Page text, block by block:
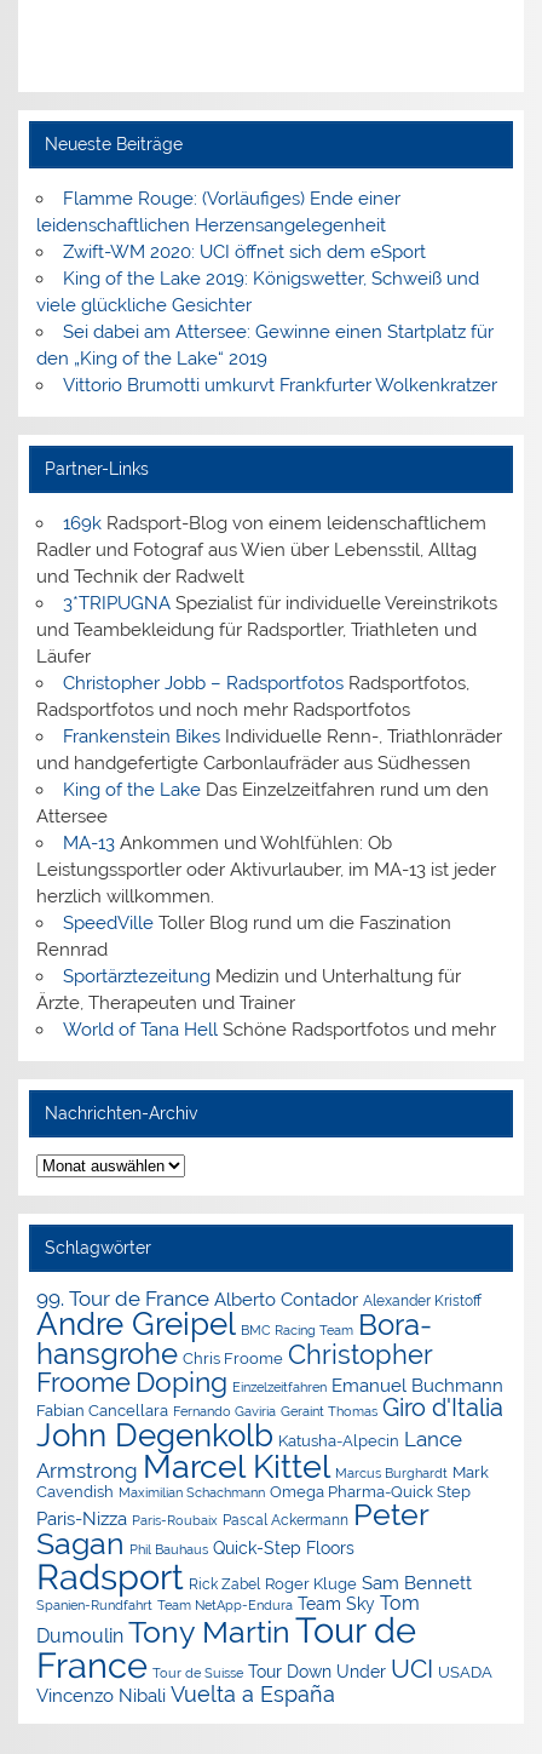
Neueste Beiträge
Flamme Rouge: (Vorläufiges) Ende einer
leidenschaftlichen Herzensangelegenheit
Zwift-WM 2020: UCI öffnet sich dem eSport
King of the Lake 2019: Königswetter, Schweiß und
viele glückliche Gesichter
Sei dabei am Attersee: Gewinne einen Startplatz für
den „King of the Lake“ 2019
Vittorio Brumotti umkurvt Frankfurter Wolkenkratzer
Partner-Links
169kRadsport-Blog von einem leidenschaftlichem
Radler und Fotograf aus Wien über Lebensstil, Alltag
und Technik der Radwelt
3*TRIPUGNASpezialist für individuelle Vereinstrikots
und Teambekleidung für Radsportler, Triathleten und
Läufer
Christopher Jobb – RadsportfotosRadsportfotos,
Radsportfotos und noch mehr Radsportfotos
Frankenstein BikesIndividuelle Renn-, Triathlonräder
und handgefertigte Carbonlaufräder aus Südhessen
King of the LakeDas Einzelzeitfahren rund um den
Attersee
MA-13Ankommen und Wohlfühlen: Ob
Leistungssportler oder Aktivurlauber, im MA-13 ist jeder
herzlich willkommen.
SpeedVilleToller Blog rund um die Faszination
Rennrad
SportärztezeitungMedizin und Unterhaltung für
Ärzte, Therapeuten und Trainer
World of Tana HellSchöne Radsportfotos und mehr
Nachrichten-Archiv
Nachrichten-
Archiv
Schlagwörter
99. Tour de France Alberto Contador Alexander Kristoff
Andre Greipel BMC Racing Team Bora-
hansgrohe Chris Froome Christopher
Froome Doping Einzelzeitfahren Emanuel Buchmann
Fabian Cancellara Fernando Gaviria Geraint Thomas Giro d'Italia
John Degenkolb Katusha-Alpecin Lance
Armstrong Marcel Kittel Marcus Burghardt Mark
Cavendish Maximilian Schachmann Omega Pharma-Quick Step
Paris-Nizza Paris-Roubaix Pascal Ackermann Peter
Sagan Phil Bauhaus Quick-Step Floors
Radsport Rick Zabel Roger Kluge Sam Bennett
Spanien-Rundfahrt Team NetApp-Endura Team Sky Tom
Dumoulin Tony Martin Tour de
France Tour de Suisse Tour Down Under UCI USADA
Vincenzo Nibali Vuelta a España